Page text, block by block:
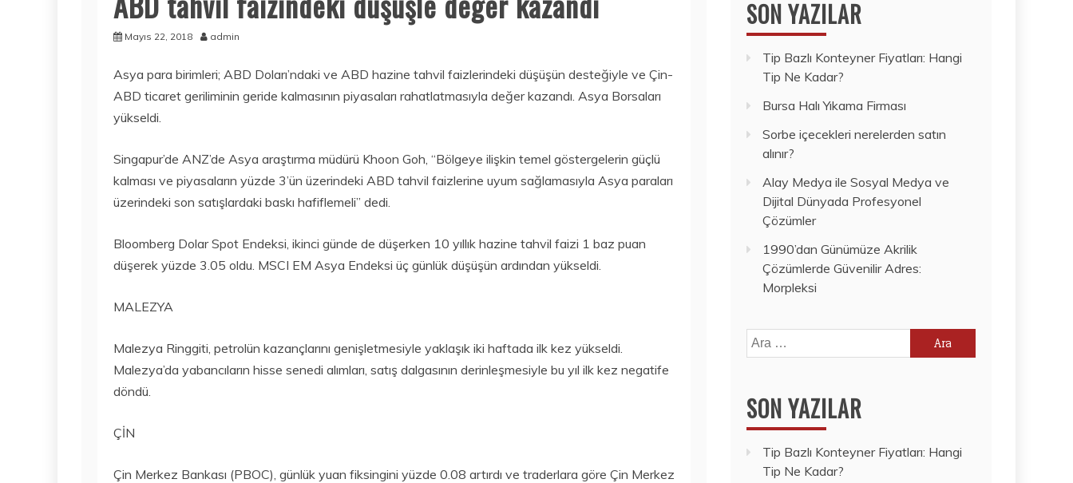
Mayıs 22, 2018 admin
Asya para birimleri; ABD Doları’ndaki ve ABD hazine tahvil faizlerindeki düşüşün desteğiyle ve Çin-
ABD ticaret geriliminin geride kalmasının piyasaları rahatlatmasıyla değer kazandı. Asya Borsaları
yükseldi.
Singapur’de ANZ’de Asya araştırma müdürü Khoon Goh, “Bölgeye ilişkin temel göstergelerin güçlü
kalması ve piyasaların yüzde 3’ün üzerindeki ABD tahvil faizlerine uyum sağlamasıyla Asya paraları
üzerindeki son satışlardaki baskı hafiflemeli” dedi.
Bloomberg Dolar Spot Endeksi, ikinci günde de düşerken 10 yıllık hazine tahvil faizi 1 baz puan
düşerek yüzde 3.05 oldu. MSCI EM Asya Endeksi üç günlük düşüşün ardından yükseldi.
MALEZYA
Malezya Ringgiti, petrolün kazançlarını genişletmesiyle yaklaşık iki haftada ilk kez yükseldi.
Malezya’da yabancıların hisse senedi alımları, satış dalgasının derinleşmesiyle bu yıl ilk kez negatife
döndü.
ÇİN
Çin Merkez Bankası (PBOC), günlük yuan fiksingini yüzde 0.08 artırdı ve traderlara göre Çin Merkez
SON YAZILAR
Tip Bazlı Konteyner Fiyatları: Hangi
Tip Ne Kadar?
Bursa Halı Yıkama Firması
Sorbe içecekleri nerelerden satın
alınır?
Alay Medya ile Sosyal Medya ve
Dijital Dünyada Profesyonel
Çözümler
1990’dan Günümüze Akrilik
Çözümlerde Güvenilir Adres:
Morpleksi
Arama:
SON YAZILAR
Tip Bazlı Konteyner Fiyatları: Hangi
Tip Ne Kadar?